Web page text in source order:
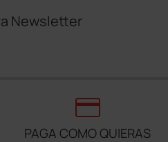
Newsletter
credit_card
PAGA COMO QUIERAS